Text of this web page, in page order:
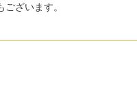
ざいます。